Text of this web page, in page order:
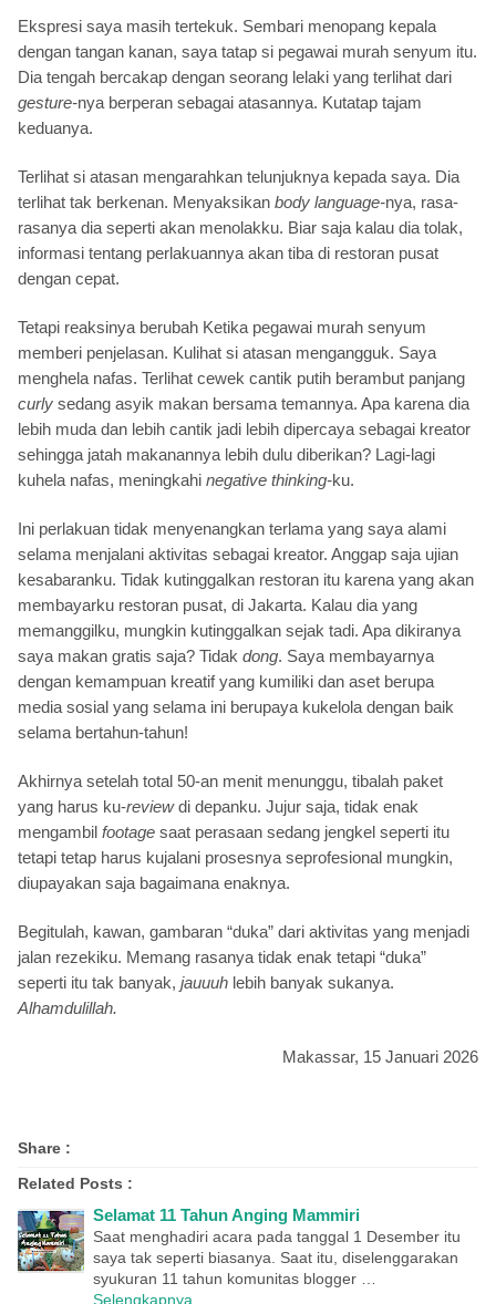
Ekspresi saya masih tertekuk. Sembari menopang kepala
dengan tangan kanan, saya tatap si pegawai murah senyum itu.
Dia tengah bercakap dengan seorang lelaki yang terlihat dari
gesture-nya berperan sebagai atasannya. Kutatap tajam
keduanya.
Terlihat si atasan mengarahkan telunjuknya kepada saya. Dia
terlihat tak berkenan. Menyaksikan body language-nya, rasa-
rasanya dia seperti akan menolakku. Biar saja kalau dia tolak,
informasi tentang perlakuannya akan tiba di restoran pusat
dengan cepat.
Tetapi reaksinya berubah Ketika pegawai murah senyum
memberi penjelasan. Kulihat si atasan mengangguk. Saya
menghela nafas. Terlihat cewek cantik putih berambut panjang
curly sedang asyik makan bersama temannya. Apa karena dia
lebih muda dan lebih cantik jadi lebih dipercaya sebagai kreator
sehingga jatah makanannya lebih dulu diberikan? Lagi-lagi
kuhela nafas, meningkahi negative thinking-ku.
Ini perlakuan tidak menyenangkan terlama yang saya alami
selama menjalani aktivitas sebagai kreator. Anggap saja ujian
kesabaranku. Tidak kutinggalkan restoran itu karena yang akan
membayarku restoran pusat, di Jakarta. Kalau dia yang
memanggilku, mungkin kutinggalkan sejak tadi. Apa dikiranya
saya makan gratis saja? Tidak dong. Saya membayarnya
dengan kemampuan kreatif yang kumiliki dan aset berupa
media sosial yang selama ini berupaya kukelola dengan baik
selama bertahun-tahun!
Akhirnya setelah total 50-an menit menunggu, tibalah paket
yang harus ku-reviewdi depanku. Jujur saja, tidak enak
mengambil footage saat perasaan sedang jengkel seperti itu
tetapi tetap harus kujalani prosesnya seprofesional mungkin,
diupayakan saja bagaimana enaknya.
Begitulah, kawan, gambaran “duka” dari aktivitas yang menjadi
jalan rezekiku. Memang rasanya tidak enak tetapi “duka”
seperti itu tak banyak, jauuuh lebih banyak sukanya.
Alhamdulillah.
Makassar, 15 Januari 2026
Share :
Related Posts :
Selamat 11 Tahun Anging Mammiri
Saat menghadiri acara pada tanggal 1 Desember itu
saya tak seperti biasanya. Saat itu, diselenggarakan
syukuran 11 tahun komunitas blogger …
Selengkapnya...